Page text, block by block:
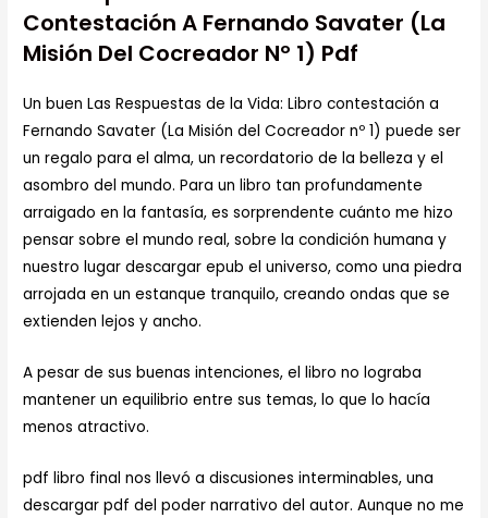
Contestación A Fernando Savater (La
Misión Del Cocreador Nº 1) Pdf
Un buen Las Respuestas de la Vida: Libro contestación a
Fernando Savater (La Misión del Cocreador nº 1) puede ser
un regalo para el alma, un recordatorio de la belleza y el
asombro del mundo. Para un libro tan profundamente
arraigado en la fantasía, es sorprendente cuánto me hizo
pensar sobre el mundo real, sobre la condición humana y
nuestro lugar descargar epub el universo, como una piedra
arrojada en un estanque tranquilo, creando ondas que se
extienden lejos y ancho.
A pesar de sus buenas intenciones, el libro no lograba
mantener un equilibrio entre sus temas, lo que lo hacía
menos atractivo.
pdf libro final nos llevó a discusiones interminables, una
descargar pdf del poder narrativo del autor. Aunque no me